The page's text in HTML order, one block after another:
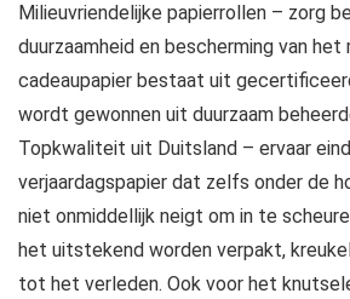
Milieuvriendelijke papierrollen – zorg
duurzaamheid en bescherming van het
cadeaupapier bestaat uit
wordt gewonnen uit duurzaam
Topkwaliteit uit Duitsland – ervaar
verjaardagspapier dat zelfs onder de
niet onmiddellijk neigt om in te
het uitstekend worden verpakt,
tot het verleden. Ook voor het